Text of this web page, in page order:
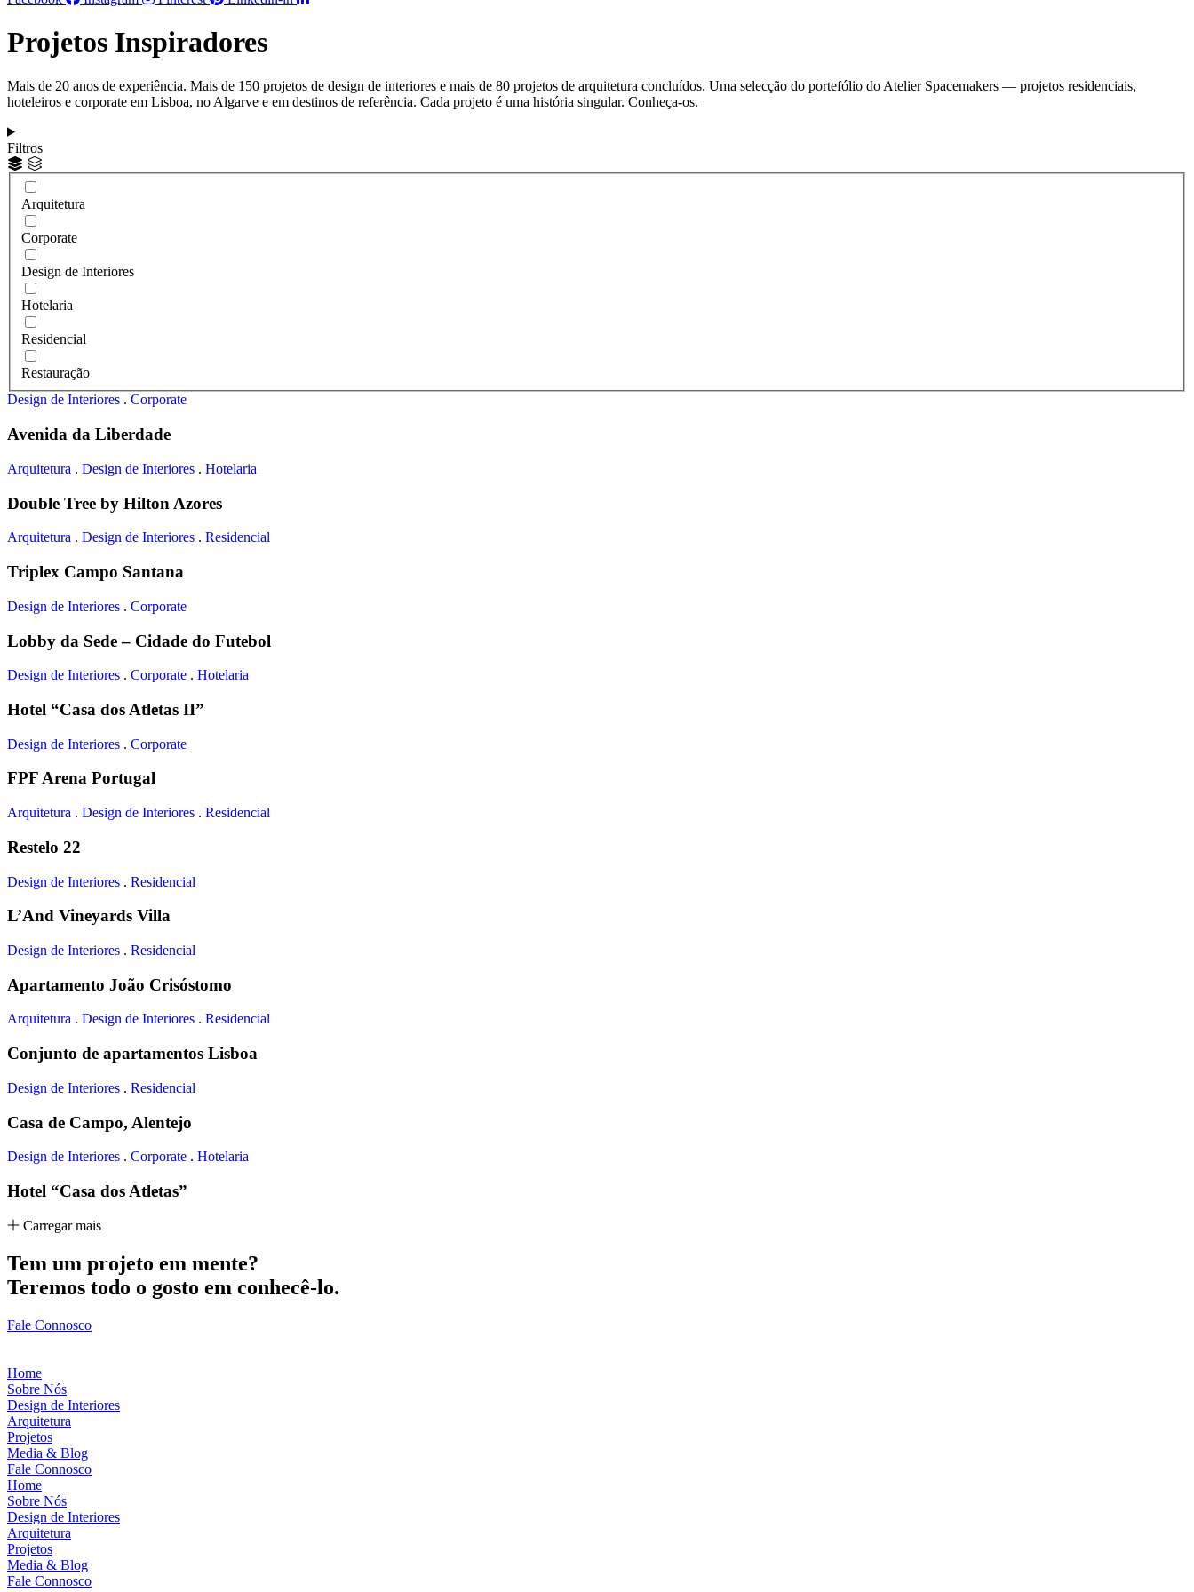
Projetos Inspiradores
Mais de 20 anos de experiência. Mais de 150 projetos de design de interiores e mais de 80 projetos de arquitetura concluídos. Uma selecção do portefólio do Atelier Spacemakers — projetos residenciais,
hoteleiros e corporate em Lisboa, no Algarve e em destinos de referência. Cada projeto é uma história singular. Conheça-os.
Filtros
Arquitetura
Corporate
Design de Interiores
Hotelaria
Residencial
Restauração
Design de Interiores . Corporate
Avenida da Liberdade
Arquitetura . Design de Interiores . Hotelaria
Double Tree by Hilton Azores
Arquitetura . Design de Interiores . Residencial
Triplex Campo Santana
Design de Interiores . Corporate
Lobby da Sede – Cidade do Futebol
Design de Interiores . Corporate . Hotelaria
Hotel “Casa dos Atletas II”
Design de Interiores . Corporate
FPF Arena Portugal
Arquitetura . Design de Interiores . Residencial
Restelo 22
Design de Interiores . Residencial
L’And Vineyards Villa
Design de Interiores . Residencial
Apartamento João Crisóstomo
Arquitetura . Design de Interiores . Residencial
Conjunto de apartamentos Lisboa
Design de Interiores . Residencial
Casa de Campo, Alentejo
Design de Interiores . Corporate . Hotelaria
Hotel “Casa dos Atletas”
Carregar mais
Tem um projeto em mente?
Teremos todo o gosto em conhecê-lo.
Fale Connosco
Home
Sobre Nós
Design de Interiores
Arquitetura
Projetos
Media & Blog
Fale Connosco
Home
Sobre Nós
Design de Interiores
Arquitetura
Projetos
Media & Blog
Fale Connosco